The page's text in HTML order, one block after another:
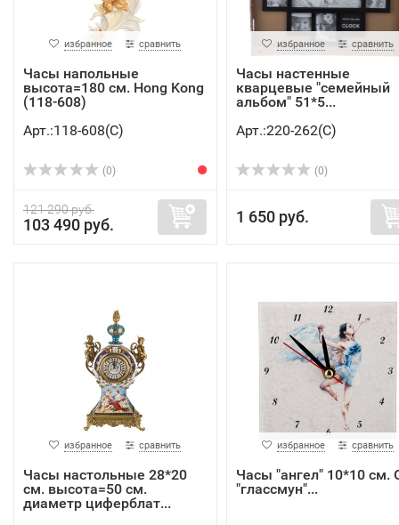
избранное сравнить
Часы напольные
высота=180 см. Hong Kong
(118-608)
Арт.:118-608(C)
(0)
121 290 руб.
103 490 руб.
избранное сравнить
Часы настенные
кварцевые "семейный
альбом" 51*5...
Арт.:220-262(C)
(0)
1 650 руб.
избранное сравнить
Часы настольные 28*20
см. высота=50 см.
диаметр циферблат...
избранное сравнить
Часы "ангел" 10*10 см.
"глассмун"...